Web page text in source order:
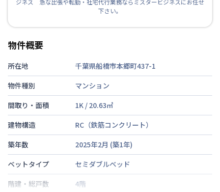
下さい。
物件概要
所在地
千葉県船橋市本郷町437-1
物件種別
マンション
間取り・面積
1K / 20.63㎡
建物構造
RC（鉄筋コンクリート）
築年数
2025年2月 (築1年)
ベットタイプ
セミダブルベッド
階建・総戸数
4階